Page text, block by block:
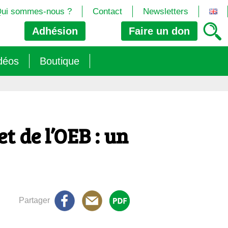
Adhésion Faire un don
sommes-nous ? Contact Newsletters
(2023/26)
» s’imposent aux législateurs européens ?
Boutique
de l’OEB : un
Partager